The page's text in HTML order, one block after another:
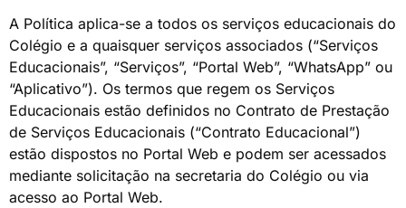
A Política aplica-se a todos os serviços educacionais do
Colégio e a quaisquer serviços associados (“Serviços
Educacionais”, “Serviços”, “Portal Web”, “WhatsApp” ou
“Aplicativo”). Os termos que regem os Serviços
Educacionais estão definidos no Contrato de Prestação
de Serviços Educacionais (“Contrato Educacional”)
estão dispostos no Portal Web e podem ser acessados
mediante solicitação na secretaria do Colégio ou via
acesso ao Portal Web.